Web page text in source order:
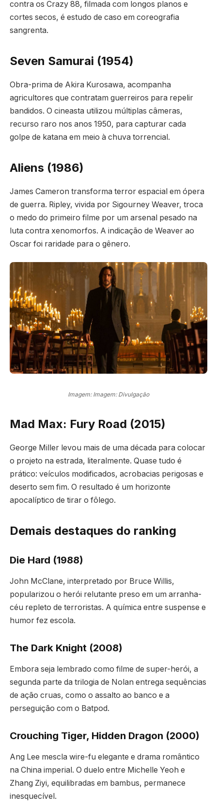
contra os Crazy 88, filmada com longos planos e
cortes secos, é estudo de caso em coreografia
sangrenta.
Seven Samurai (1954)
Obra-prima de Akira Kurosawa, acompanha
agricultores que contratam guerreiros para repelir
bandidos. O cineasta utilizou múltiplas câmeras,
recurso raro nos anos 1950, para capturar cada
golpe de katana em meio à chuva torrencial.
Aliens (1986)
James Cameron transforma terror espacial em ópera
de guerra. Ripley, vivida por Sigourney Weaver, troca
o medo do primeiro filme por um arsenal pesado na
luta contra xenomorfos. A indicação de Weaver ao
Oscar foi raridade para o gênero.
Imagem: Imagem: Divulgação
Mad Max: Fury Road (2015)
George Miller levou mais de uma década para colocar
o projeto na estrada, literalmente. Quase tudo é
prático: veículos modificados, acrobacias perigosas e
deserto sem fim. O resultado é um horizonte
apocalíptico de tirar o fôlego.
Demais destaques do ranking
Die Hard (1988)
John McClane, interpretado por Bruce Willis,
popularizou o herói relutante preso em um arranha-
céu repleto de terroristas. A química entre suspense e
humor fez escola.
The Dark Knight (2008)
Embora seja lembrado como filme de super-herói, a
segunda parte da trilogia de Nolan entrega sequências
de ação cruas, como o assalto ao banco e a
perseguição com o Batpod.
Crouching Tiger, Hidden Dragon (2000)
Ang Lee mescla wire-fu elegante e drama romântico
na China imperial. O duelo entre Michelle Yeoh e
Zhang Ziyi, equilibradas em bambus, permanece
inesquecível.